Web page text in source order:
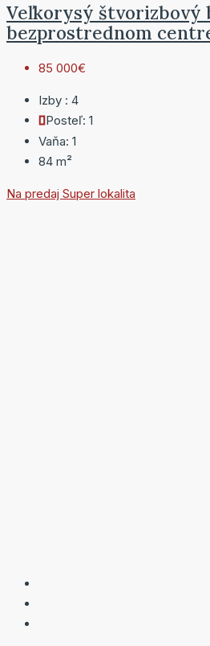
Veľkorysý štvorizbový
bezprostrednom
85 000€
Izby : 4
Posteľ: 1
Vaňa: 1
84 m²
Na predaj Super lokalita